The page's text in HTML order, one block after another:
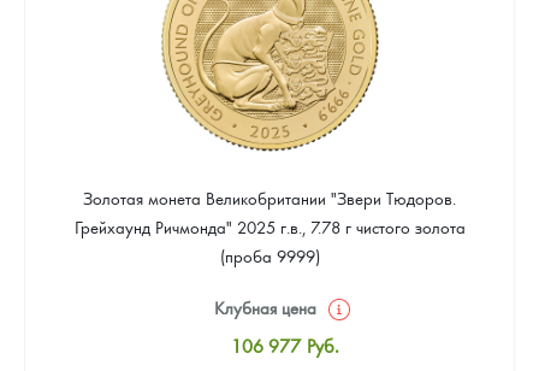
Золотая монета Великобритании "Звери Тюдоров.
Грейхаунд Ричмонда" 2025 г.в., 7.78 г чистого золота
(проба 9999)
Клубная цена
106 977 Руб.